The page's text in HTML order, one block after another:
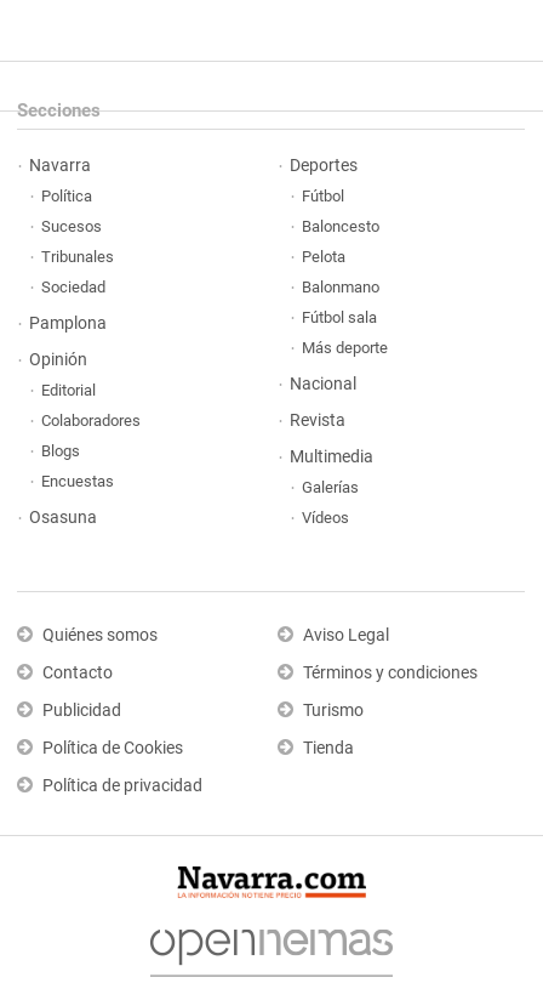
Secciones
Navarra
Política
Sucesos
Tribunales
Sociedad
Pamplona
Opinión
Editorial
Colaboradores
Blogs
Encuestas
Osasuna
Deportes
Fútbol
Baloncesto
Pelota
Balonmano
Fútbol sala
Más deporte
Nacional
Revista
Multimedia
Galerías
Vídeos
Quiénes somos
Contacto
Publicidad
Política de Cookies
Política de privacidad
Aviso Legal
Términos y condiciones
Turismo
Tienda